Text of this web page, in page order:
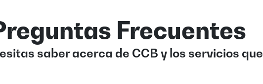
Frecuentes
saber acerca de CCB y los servicios que